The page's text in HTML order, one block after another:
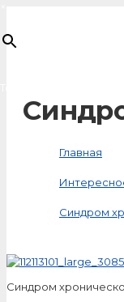
Главная
Синдром
Синдром